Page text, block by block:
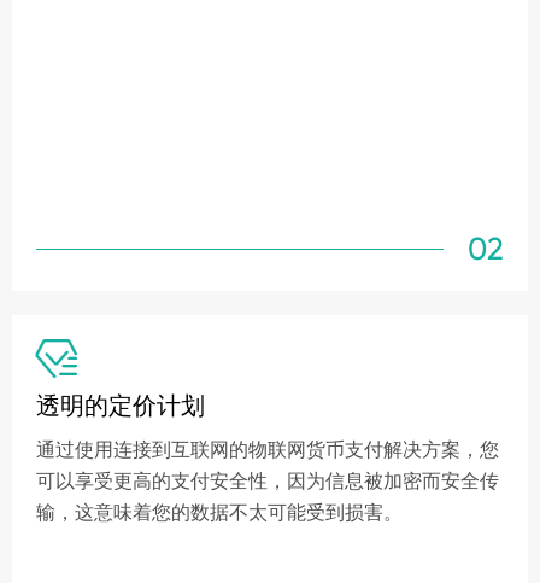
02

透明的定价计划
通过使用连接到互联网的物联网货币支付解决方案，您
可以享受更高的支付安全性，因为信息被加密而安全传
输，这意味着您的数据不太可能受到损害。